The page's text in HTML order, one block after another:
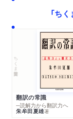
「ち
ちくま学芸文庫
翻訳の常識
─読解力から翻訳力へ
朱牟田夏雄著